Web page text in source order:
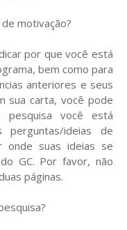
motivação?
por que você está
bem como para
anteriores e seus
sua carta, você pode
você está
perguntas/ideias de
onde suas ideias se
GC. Por favor, não
páginas.